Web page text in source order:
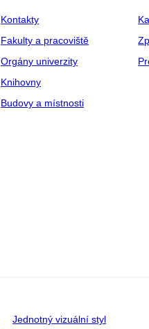
Kontakty
Fakulty a pracoviště
Orgány univerzity
Knihovny
Budovy a místnosti
Jednotný vizuální styl